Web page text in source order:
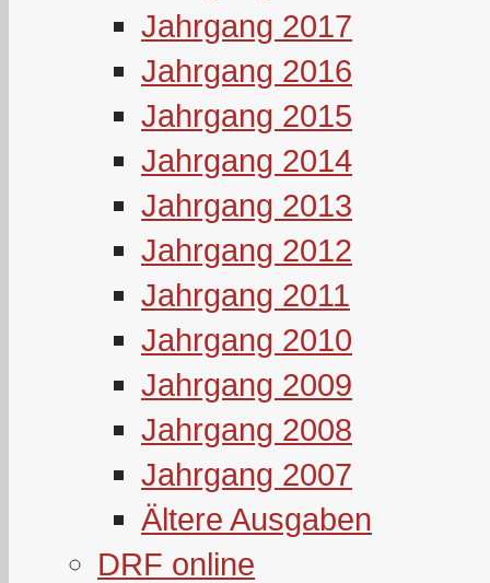
Jahrgang 2017
Jahrgang 2016
Jahrgang 2015
Jahrgang 2014
Jahrgang 2013
Jahrgang 2012
Jahrgang 2011
Jahrgang 2010
Jahrgang 2009
Jahrgang 2008
Jahrgang 2007
Ältere Ausgaben
DRF online